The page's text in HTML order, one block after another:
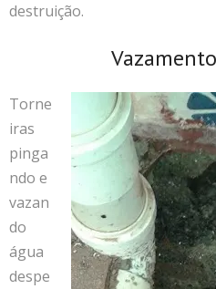
destruição.
Torne
iras
pinga
ndo e
vazan
do
água
despe